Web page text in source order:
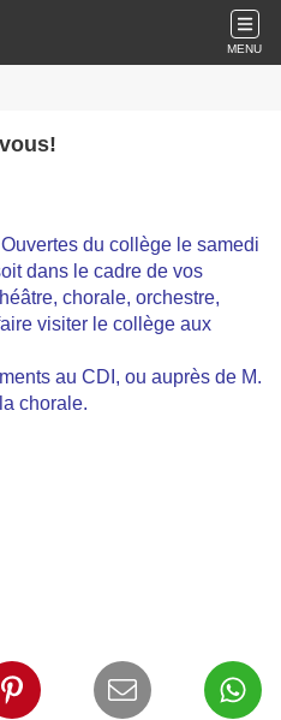
MENU
du collège le samedi
dans le cadre de vos
chorale, orchestre,
visiter le collège aux
au CDI, ou auprès de M.
chorale.